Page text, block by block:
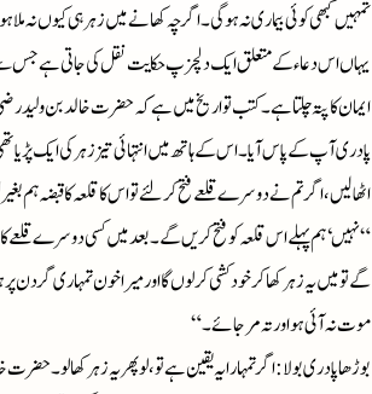
تمہیں کبھی کوئی بیماری نہ ہو گی۔ اگرچہ کھانے میں زہر ہی کیوں نہ ملا
یہاں اس دعاء کے متعلق ایک دلچزپ حکایت نقل کی جاتی ہے جس سے
ایمان کا پتہ چلتا ہے۔ کتب تواریخ میں ہے کہ حضرت خالد بن ولید
پادری آپ کے پاس آیا۔ اس کے ہاتھ میں انتہائی تیز زہر کی ایک
اٹھالیں، اگر تم نے دوسرے قلعے فتح کر لئے تو اس کا قلعہ کا قبضہ
“نہیں‘ ہم پہلے اس قلعہ کو فتح کریں گے۔ بعد میں کسی دوسرے قلعے
گے تو میں یہ زہر کھا کر خودکشی کر لوں گا اور میرا خون تمہاری
موت نہ آئی ہو اور تہ مر جائے۔“
بوڑھا پادری بولا: اگر تمہارا یہ یقین ہے تو، لو پھر یہ زہر کھا لو۔